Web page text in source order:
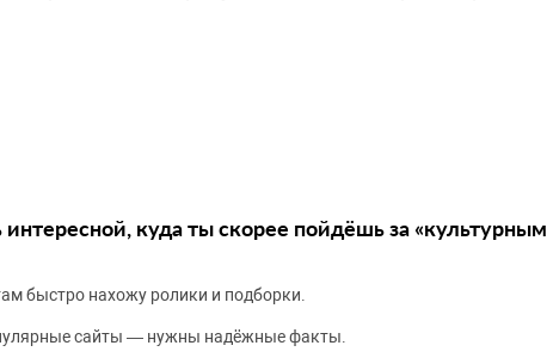
интересной, куда ты скорее пойдёшь за «культурным
быстро нахожу ролики и подборки.
сайты — нужны надёжные факты.